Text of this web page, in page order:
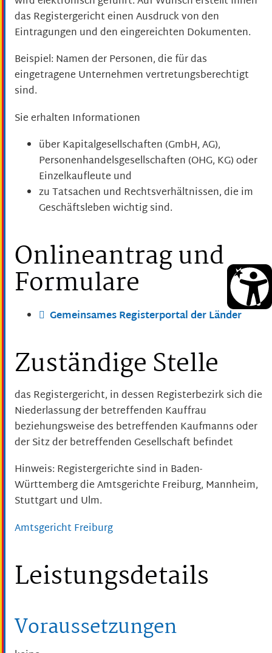
das Registergericht einen Ausdruck von den
Eintragungen und den eingereichten Dokumenten.
Beispiel: Namen der Personen, die für das
eingetragene Unternehmen vertretungsberechtigt
sind.
Sie erhalten Informationen
über Kapitalgesellschaften (GmbH, AG),
Personenhandelsgesellschaften (OHG, KG) oder
Einzelkaufleute und
zu Tatsachen und Rechtsverhältnissen, die im
Geschäftsleben wichtig sind.
Onlineantrag und
Formulare
Gemeinsames Registerportal der Länder
Zuständige Stelle
das Registergericht, in dessen Registerbezirk sich die
Niederlassung der betreffenden Kauffrau
beziehungsweise des betreffenden Kaufmanns oder
der Sitz der betreffenden Gesellschaft befindet
Hinweis: Registergerichte sind in Baden-
Württemberg die Amtsgerichte Freiburg, Mannheim,
Stuttgart und Ulm.
Amtsgericht Freiburg
Leistungsdetails
Voraussetzungen